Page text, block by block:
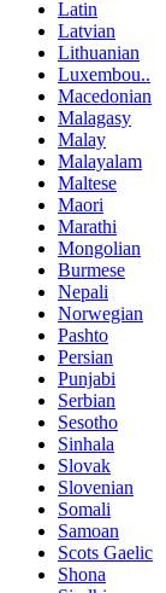
Latin
Latvian
Lithuanian
Luxembou..
Macedonian
Malagasy
Malay
Malayalam
Maltese
Maori
Marathi
Mongolian
Burmese
Nepali
Norwegian
Pashto
Persian
Punjabi
Serbian
Sesotho
Sinhala
Slovak
Slovenian
Somali
Samoan
Scots Gaelic
Shona